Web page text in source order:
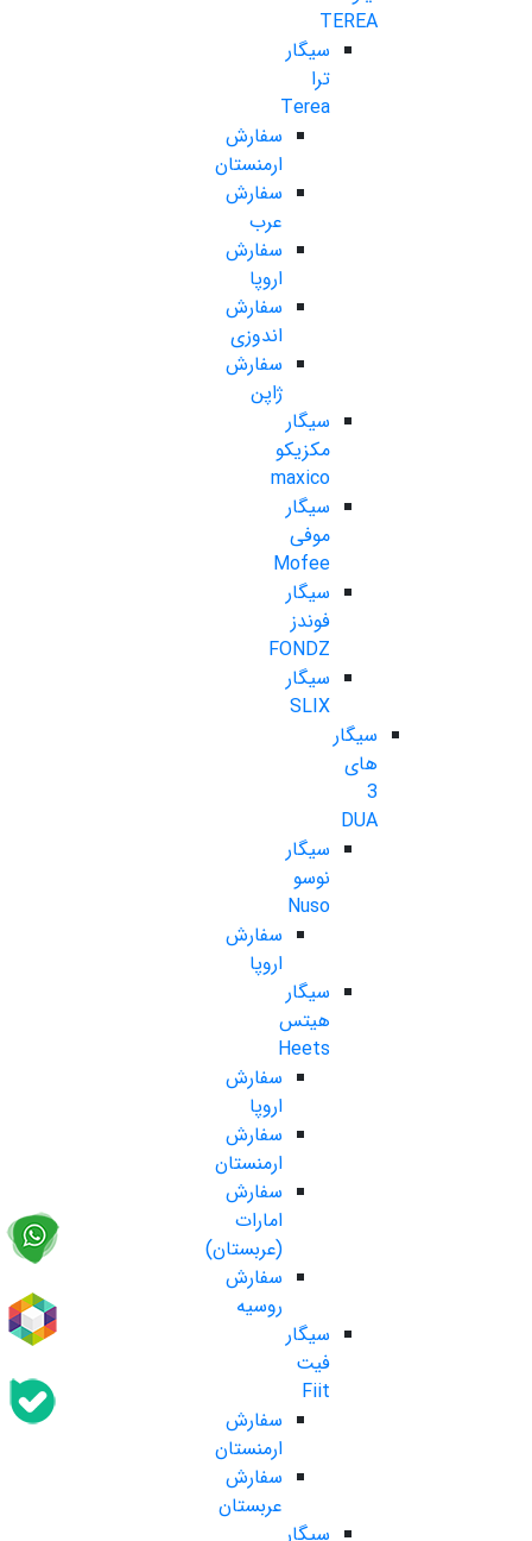
TEREA
سیگار
ترا
Terea
سفارش
ارمنستان
سفارش
عرب
سفارش
اروپا
سفارش
اندوزی
سفارش
ژاپن
سیگار
مکزیکو
maxico
سیگار
موفی
Mofee
سیگار
فوندز
FONDZ
سیگار
SLIX
سیگار
های
3
DUA
سیگار
نوسو
Nuso
سفارش
اروپا
سیگار
هیتس
Heets
سفارش
اروپا
سفارش
ارمنستان
سفارش
امارات
(عربستان)
سفارش
روسیه
سیگار
فیت
Fiit
سفارش
ارمنستان
سفارش
عربستان
سیگار